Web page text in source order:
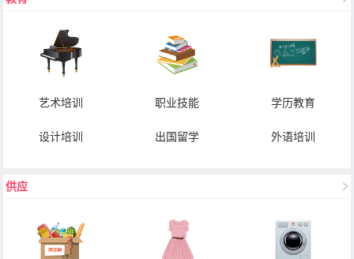
艺术培训 职业技能 学历教育
设计培训 出国留学 外语培训
供应